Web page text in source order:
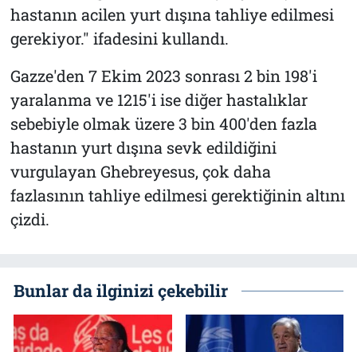
hastanın acilen yurt dışına tahliye edilmesi
gerekiyor." ifadesini kullandı.
Gazze'den 7 Ekim 2023 sonrası 2 bin 198'i
yaralanma ve 1215'i ise diğer hastalıklar
sebebiyle olmak üzere 3 bin 400'den fazla
hastanın yurt dışına sevk edildiğini
vurgulayan Ghebreyesus, çok daha
fazlasının tahliye edilmesi gerektiğinin altını
çizdi.
Bunlar da ilginizi çekebilir